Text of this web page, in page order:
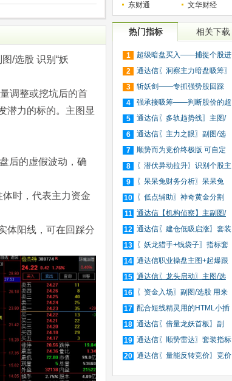
/选股 识别“妖
调整或挖坑后的首
潜力的标的。主图显
后的虚假波动，确
时，代表主力资金
体阳线，可在回踩分
东财通
文华财经
热门指标 相关下载
1
超级暗盘买入——捕捉个股进
入
2
通达信〖洞察主力暗盘吸筹〗
捕
3
斩妖剑——专抓强势股回踩
20日
4
强承接吸筹——判断股价的超
买
5
通达信〖多轨趋势线〗主图/
选
6
通达信〖主力之眼〗副图/选
股
7
顺势而为竞价终极版 可自定
义
8
〖潜伏异动拉升〗识别个股主
力
9
〖呆呆兔财务分析〗呆呆兔
F10
10
〖低点辅助〗神奇黄金分割
+趋
11 通达信【机构侦察】主副图/
选
12 通达信〖建仓低吸启涨〗套装
指
13
〖妖龙猎手+钱袋子〗指标套
装
14 通达信职业操盘主图+起爆跟
庄
15 通达信〖龙头启动〗主图/选
股
16
〖资金入场〗副图/选股 用来
抓
17 配合短线精灵用的HTML小插
件
18 通达信〖倍量龙妖首板〗副
图/
19 通达信〖顺势雷达〗套装指标
20 通达信〖量能反转竞价〗竞价